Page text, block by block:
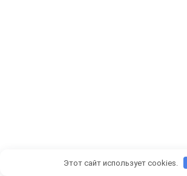
Этот сайт использует cookies.